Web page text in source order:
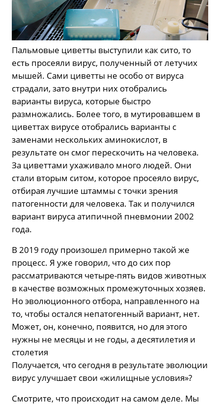
Пальмовые циветты выступили как сито, то
есть просеяли вирус, полученный от летучих
мышей. Сами циветты не особо от вируса
страдали, зато внутри них отобрались
варианты вируса, которые быстро
размножались. Более того, в мутировавшем в
циветтах вирусе отобрались варианты с
заменами нескольких аминокислот, в
результате он смог перескочить на человека.
За циветтами ухаживало много людей. Они
стали вторым ситом, которое просеяло вирус,
отбирая лучшие штаммы с точки зрения
патогенности для человека. Так и получился
вариант вируса атипичной пневмонии 2002
года.
В 2019 году произошел примерно такой же
процесс. Я уже говорил, что до сих пор
рассматриваются четыре-пять видов животных
в качестве возможных промежуточных хозяев.
Но эволюционного отбора, направленного на
то, чтобы остался непатогенный вариант, нет.
Может, он, конечно, появится, но для этого
нужны не месяцы и не годы, а десятилетия и
столетия
Получается, что сегодня в результате эволюции
вирус улучшает свои «жилищные условия»?
Смотрите, что происходит на самом деле. Мы